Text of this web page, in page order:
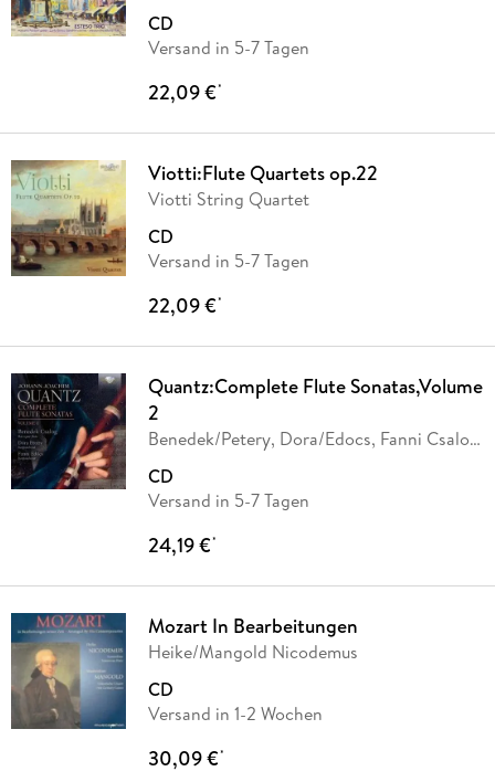
CD
Versand in 5-7 Tagen
22,09 €*
Viotti:Flute Quartets op.22
Viotti String Quartet
CD
Versand in 5-7 Tagen
22,09 €*
Quantz:Complete Flute Sonatas,Volume
2
Benedek/Petery, Dora/Edocs, Fanni Csalog,
CD
Versand in 5-7 Tagen
24,19 €*
Mozart In Bearbeitungen
Heike/Mangold Nicodemus
CD
Versand in 1-2 Wochen
30,09 €*